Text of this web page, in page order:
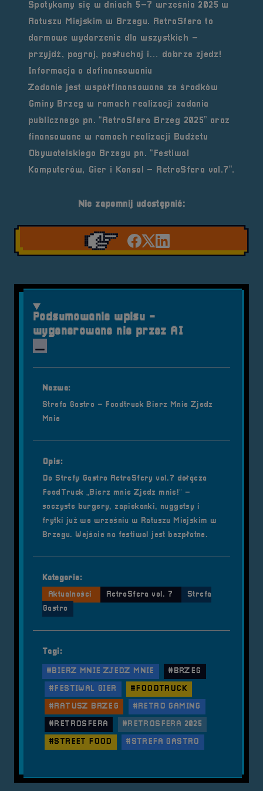
Spotykamy się w dniach 5–7 września 2025 w
Ratuszu Miejskim w Brzegu. RetroSfera to
darmowe wydarzenie dla wszystkich –
przyjdź, pograj, posłuchaj i… dobrze zjedz!
Informacja o dofinansowaniu
Zadanie jest współfinansowane ze środków
Gminy Brzeg w ramach realizacji zadania
publicznego pn. “RetroSfera Brzeg 2025” oraz
finansowane w ramach realizacji
Budżetu
Obywatelskiego Brzegu pn. “Festiwal
Komputerów, Gier i Konsol – RetroSfera vol.7”.
Nie zapomnij udostępnić:
Udostępnij na
Udostępnij na
Udostępnij na
Podsumowanie wpisu -
wygenerowane nie przez AI
Nazwa:
Strefa Gastro – Foodtruck Bierz Mnie Zjedz
Mnie
Opis:
Do Strefy Gastro RetroSfery vol.7 dołącza
FoodTruck „Bierz mnie Zjedz mnie!” –
soczyste burgery, zapiekanki, nuggetsy i
frytki już we wrześniu w Ratuszu Miejskim w
Brzegu. Wejście na festiwal jest bezpłatne.
Kategorie:
Aktualności
RetroSfera vol. 7
Strefa
Gastro
Tagi:
#BIERZ MNIE ZJEDZ MNIE
#BRZEG
#FESTIWAL GIER
#FOODTRUCK
#RATUSZ BRZEG
#RETRO GAMING
#RETROSFERA
#RETROSFERA 2025
#STREET FOOD
#STREFA GASTRO